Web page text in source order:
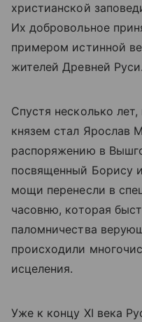
христианской
Их добровольное
примером истинной
жителей Древней Руси.
Спустя несколько
князем стал Ярослав
распоряжению в
посвященный Борису
мощи перенесли в
часовню, которая
паломничества
происходили
исцеления.
Уже к концу XI века